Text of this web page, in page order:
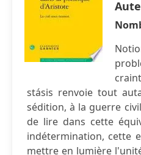
stásis renvoie tout
sédition, à la guerre
de lire dans cette
indétermination, cette
mettre en lumière